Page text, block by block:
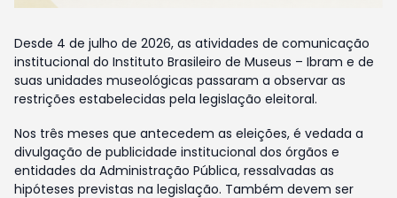
Desde 4 de julho de 2026, as atividades de comunicação
institucional do Instituto Brasileiro de Museus – Ibram e de
suas unidades museológicas passaram a observar as
restrições estabelecidas pela legislação eleitoral.
Nos três meses que antecedem as eleições, é vedada a
divulgação de publicidade institucional dos órgãos e
entidades da Administração Pública, ressalvadas as
hipóteses previstas na legislação. Também devem ser